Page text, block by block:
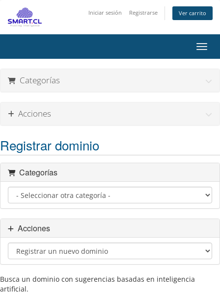
Iniciar sesión Registrarse Ver carrito
Categorías
Acciones
Registrar dominio
Categorías
Acciones
Busca un dominio con sugerencias basadas en inteligencia
artificial.